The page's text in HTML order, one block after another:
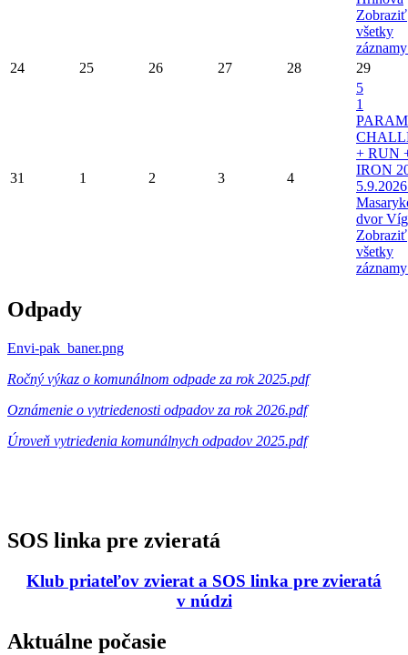
Zobraziť
všetky
24
25 26 27 28 29
31 1 2 3 4
5
1
+ RUN
IRON
dvor
Zobraziť
všetky
Odpady
Envi-pak_baner.png
Ročný výkaz o komunálnom odpade za rok 2025.pdf
Oznámenie o vytriedenosti odpadov za rok 2026.pdf
Úroveň vytriedenia komunálnych odpadov 2025.pdf
SOS linka pre zvieratá
Klub priateľov zvierat a SOS linka pre zvieratá
v núdzi
Aktuálne počasie